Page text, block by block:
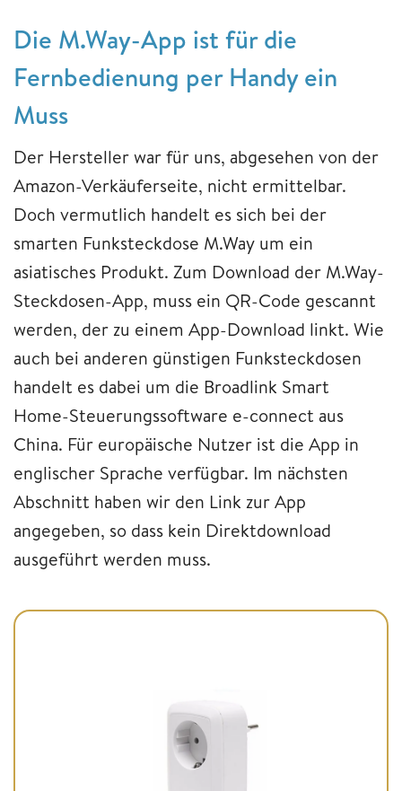
Die M.Way-App ist für die
Fernbedienung per Handy ein
Muss
Der Hersteller war für uns, abgesehen von der
Amazon-Verkäuferseite, nicht ermittelbar.
Doch vermutlich handelt es sich bei der
smarten Funksteckdose M.Way um ein
asiatisches Produkt. Zum Download der M.Way-
Steckdosen-App, muss ein QR-Code gescannt
werden, der zu einem App-Download linkt. Wie
auch bei anderen günstigen Funksteckdosen
handelt es dabei um die Broadlink Smart
Home-Steuerungssoftware e-connect aus
China. Für europäische Nutzer ist die App in
englischer Sprache verfügbar. Im nächsten
Abschnitt haben wir den Link zur App
angegeben, so dass kein Direktdownload
ausgeführt werden muss.